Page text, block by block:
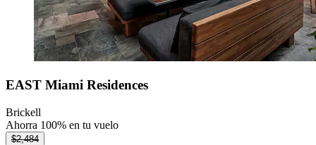
EAST Miami Residences
Brickell
Ahorra 100% en tu vuelo
$2,484